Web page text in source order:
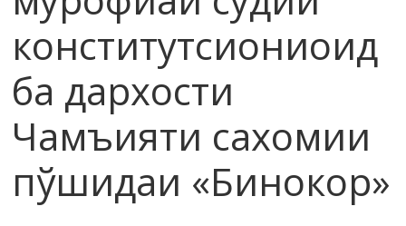
конститутсиониоид
ба дархости
Чамъияти сахомии
пўшидаи «Бинокор»